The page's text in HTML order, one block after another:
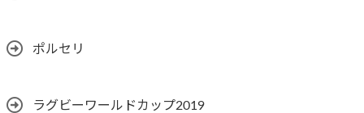
ポルセリ
ラグビーワールドカップ2019